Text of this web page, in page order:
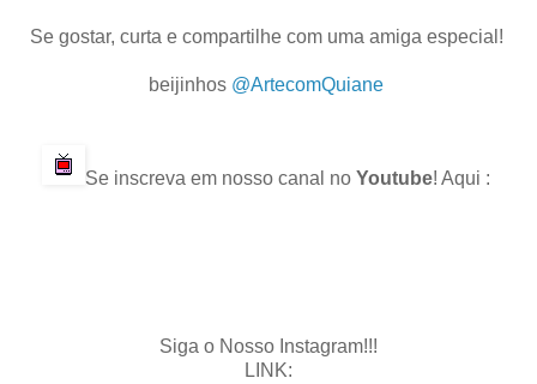
Se gostar, curta e compartilhe com uma amiga especial!
beijinhos @ArtecomQuiane
Se inscreva em nosso canal no Youtube! Aqui :
Siga o Nosso Instagram!!!
LINK: